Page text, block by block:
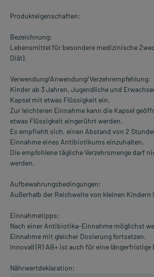
Produkteigenschaften:
Bezeichnung:
Lebensmittel für besondere medizinische
Diät).
Verwendung/Anwendung/Verzehrempfehlung:
Kinder ab 3 Jahren, Jugendliche und
Kapsel mit etwas Flüssigkeit ein.
Zur leichteren Einnahme kann die Kapsel
etwas Flüssigkeit eingerührt werden.
Es empfiehlt sich, einen Abstand von 2
Einnahme eines Antibiotikums einzuhalten.
Die empfohlene tägliche Verzehrsmenge darf
werden.
Aufbewahrungsbedingungen:
Außerhalb der Reichweite von kleinen Kindern
Einnahmetipps:
Nach einer Antibiotika-Einnahme möglichst
Einnahme mit gleicher Dosierung fortsetzen.
Innovall (R) AB+ ist auch für eine längerfristige
Nährwertdeklaration: